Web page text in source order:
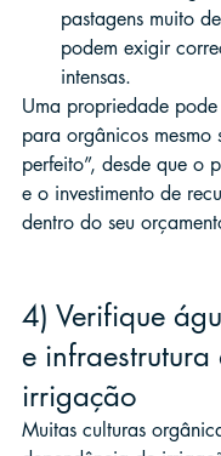
pastagens muito
podem exigir
intensas.
Uma propriedade pode
para orgânicos mesmo
perfeito”, desde que o
e o investimento de
dentro do seu
4) Verifique
e infraestrutura
irrigação
Muitas culturas